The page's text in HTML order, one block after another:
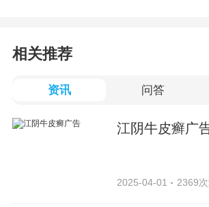
相关推荐
资讯 问答
江阴牛皮癣广
2025-04-01 2369